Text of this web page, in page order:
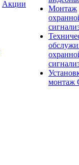
Акции
Монтаж
монтаж